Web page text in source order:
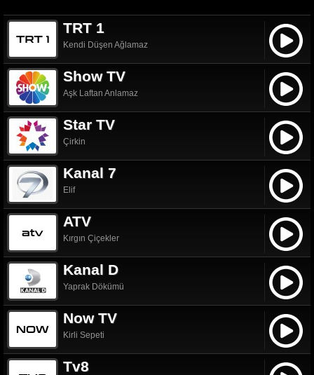
TRT 1
Kendi Düşen Ağlamaz
Show TV
Aşk Laftan Anlamaz
Star TV
Çirkin
Kanal 7
Elif
ATV
Kırgın Çiçekler
Kanal D
Yaprak Dökümü
Now TV
Kirli Sepeti
Tv8